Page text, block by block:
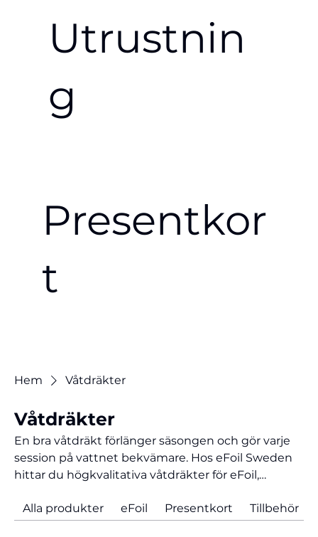
Utrustnin
g
Presentkor
t
Hem Våtdräkter
Våtdräkter
En bra våtdräkt förlänger säsongen och gör varje
session på vattnet bekvämare. Hos eFoil Sweden
hittar du högkvalitativa våtdräkter för eFoil,
svenska förhållanden. Rätt våtdräkt hjälper dig att
Alla produkter eFoil Presentkort Tillbehör